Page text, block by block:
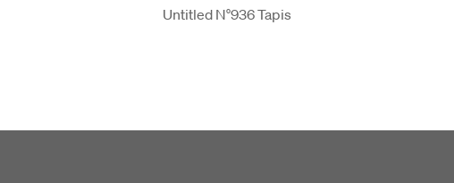
Untitled N°936 Tapis